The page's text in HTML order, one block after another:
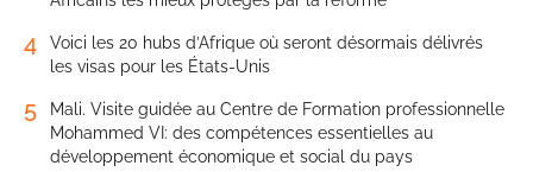
4
Voici les 20 hubs d’Afrique où seront désormais délivrés
les visas pour les États-Unis
5
Mali. Visite guidée au Centre de Formation professionnelle
Mohammed VI: des compétences essentielles au
développement économique et social du pays